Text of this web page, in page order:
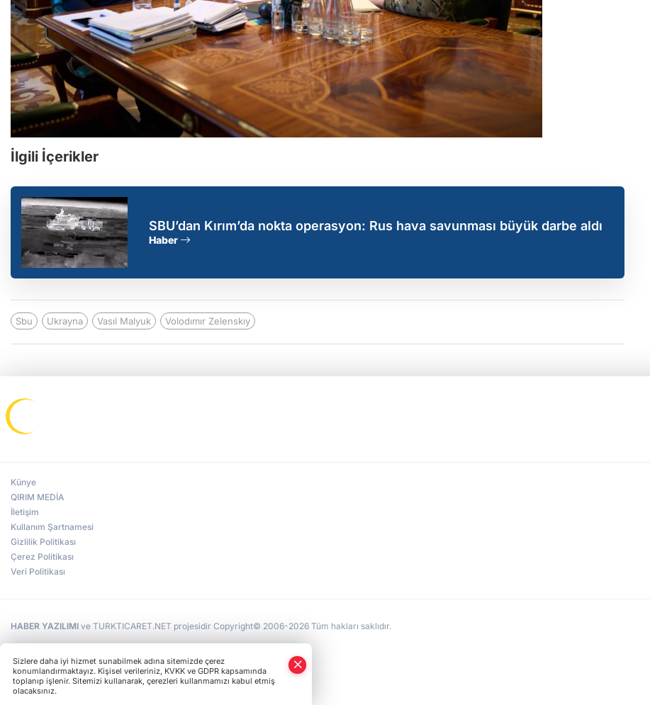
İlgili İçerikler
SBU’dan Kırım’da nokta operasyon: Rus hava savunması büyük darbe aldı
Haber
Sbu Ukrayna Vasıl Malyuk Volodımır Zelenskıy
Künye
QIRIM MEDİA
İletişim
Kullanım Şartnamesi
Gizlilik Politikası
Çerez Politikası
Veri Politikası
HABER YAZILIMI ve TURKTICARET.NET projesidir Copyright© 2006-2026 Tüm hakları saklıdır.
Sizlere daha iyi hizmet sunabilmek adına sitemizde çerez
konumlandırmaktayız. Kişisel verileriniz, KVKK ve GDPR kapsamında
toplanıp işlenir. Sitemizi kullanarak, çerezleri kullanmamızı kabul etmiş
olacaksınız.